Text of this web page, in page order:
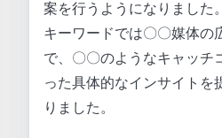
案を行うようになりました
キーワードでは〇〇媒体の
で、〇〇のようなキャッチ
った具体的なインサイトを
りました。